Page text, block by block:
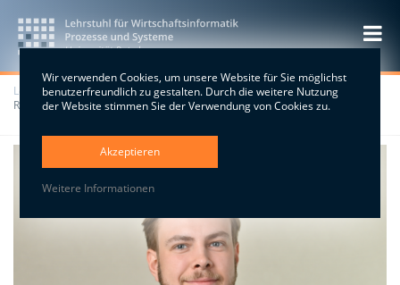
Wir verwenden Cookies, um unsere Website für Sie möglichst
benutzerfreundlich zu gestalten. Durch die weitere Nutzung
der Website stimmen Sie der Verwendung von Cookies zu.
Akzeptieren
Weitere Informationen
Lehrstuhl>Team>Wissenschaftlich Mitarbeitende>M.Sc. Georg
Ritterbusch